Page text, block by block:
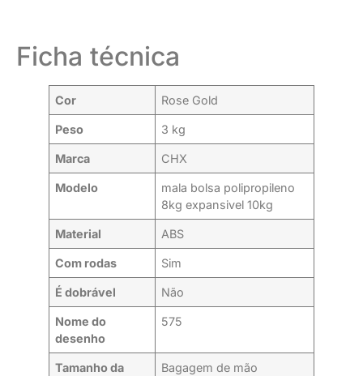
Ficha técnica
Cor Rose Gold
Peso 3 kg
Marca CHX
Modelo
mala bolsa polipropileno
8kg expansivel 10kg
Material ABS
Com rodas Sim
É dobrável Não
Nome do
desenho
575
Tamanho da
Bagagem de mão